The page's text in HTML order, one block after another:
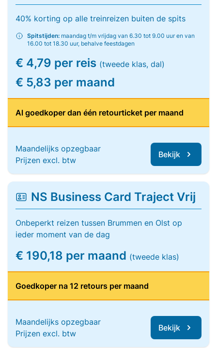
40% korting op alle treinreizen buiten de spits
Spitstijden: maandag t/m vrijdag van 6.30 tot 9.00 uur en van
16.00 tot 18.30 uur, behalve feestdagen
€ 4,79 per reis (tweede klas, dal)
€ 5,83 per maand
Al goedkoper dan één retourticket per maand
Maandelijks opzegbaar
Prijzen excl. btw
Bekijk
NS Business Card Traject Vrij
Onbeperkt reizen tussen Brummen en Olst op
ieder moment van de dag
€ 190,18 per maand (tweede klas)
Goedkoper na 12 retours per maand
Maandelijks opzegbaar
Prijzen excl. btw
Bekijk